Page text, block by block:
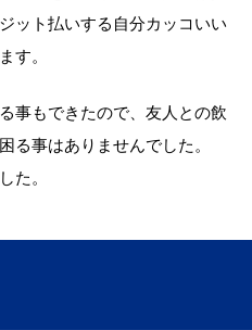
ット払いする自分カッコいい
す。
事もできたので、友人との飲
る事はありませんでした。
た。